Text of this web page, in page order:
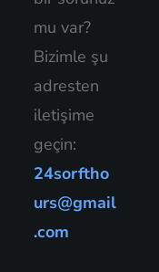
mu var?
Bizimle şu
adresten
iletişime
geçin:
24sorftho
urs@gmail
.com